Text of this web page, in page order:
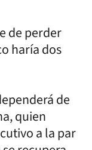
de perder
haría dos
de
quien
a la par